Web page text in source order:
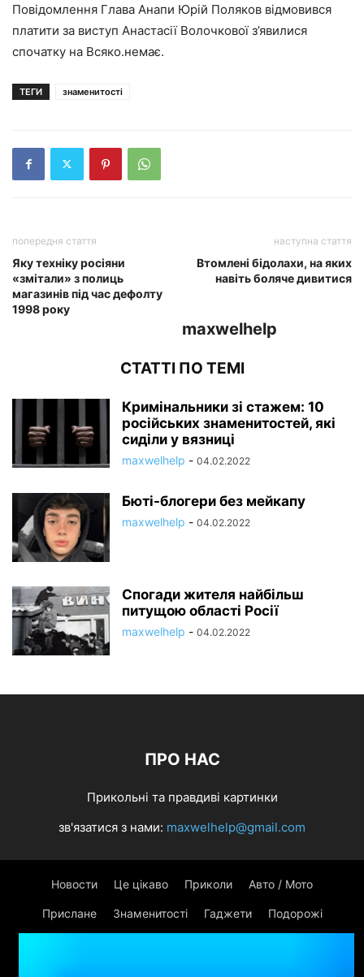
Повідомлення Глава Анапи Юрій Поляков відмовився
платити за виступ Анастасії Волочкової з’явилися
спочатку на Всяко.немає.
ТЕГИ знаменитості
попередня стаття
Яку техніку росіяни
«змітали» з полиць
магазинів під час дефолту
1998 року
наступна стаття
Втомлені бідолахи, на яких
навіть боляче дивитися
maxwelhelp
СТАТТІ ПО ТЕМІ
Кримінальники зі стажем: 10
російських знаменитостей, які
сиділи у вязниці
maxwelhelp - 04.02.2022
Бюті-блогери без мейкапу
maxwelhelp - 04.02.2022
Спогади жителя найбільш
питущою області Росії
maxwelhelp - 04.02.2022
ПРО НАС
Прикольні та правдиві картинки
зв'язатися з нами: maxwelhelp@gmail.com
Новости Це цікаво Приколи Авто / Мото
Прислане Знаменитості Гаджети Подорожі